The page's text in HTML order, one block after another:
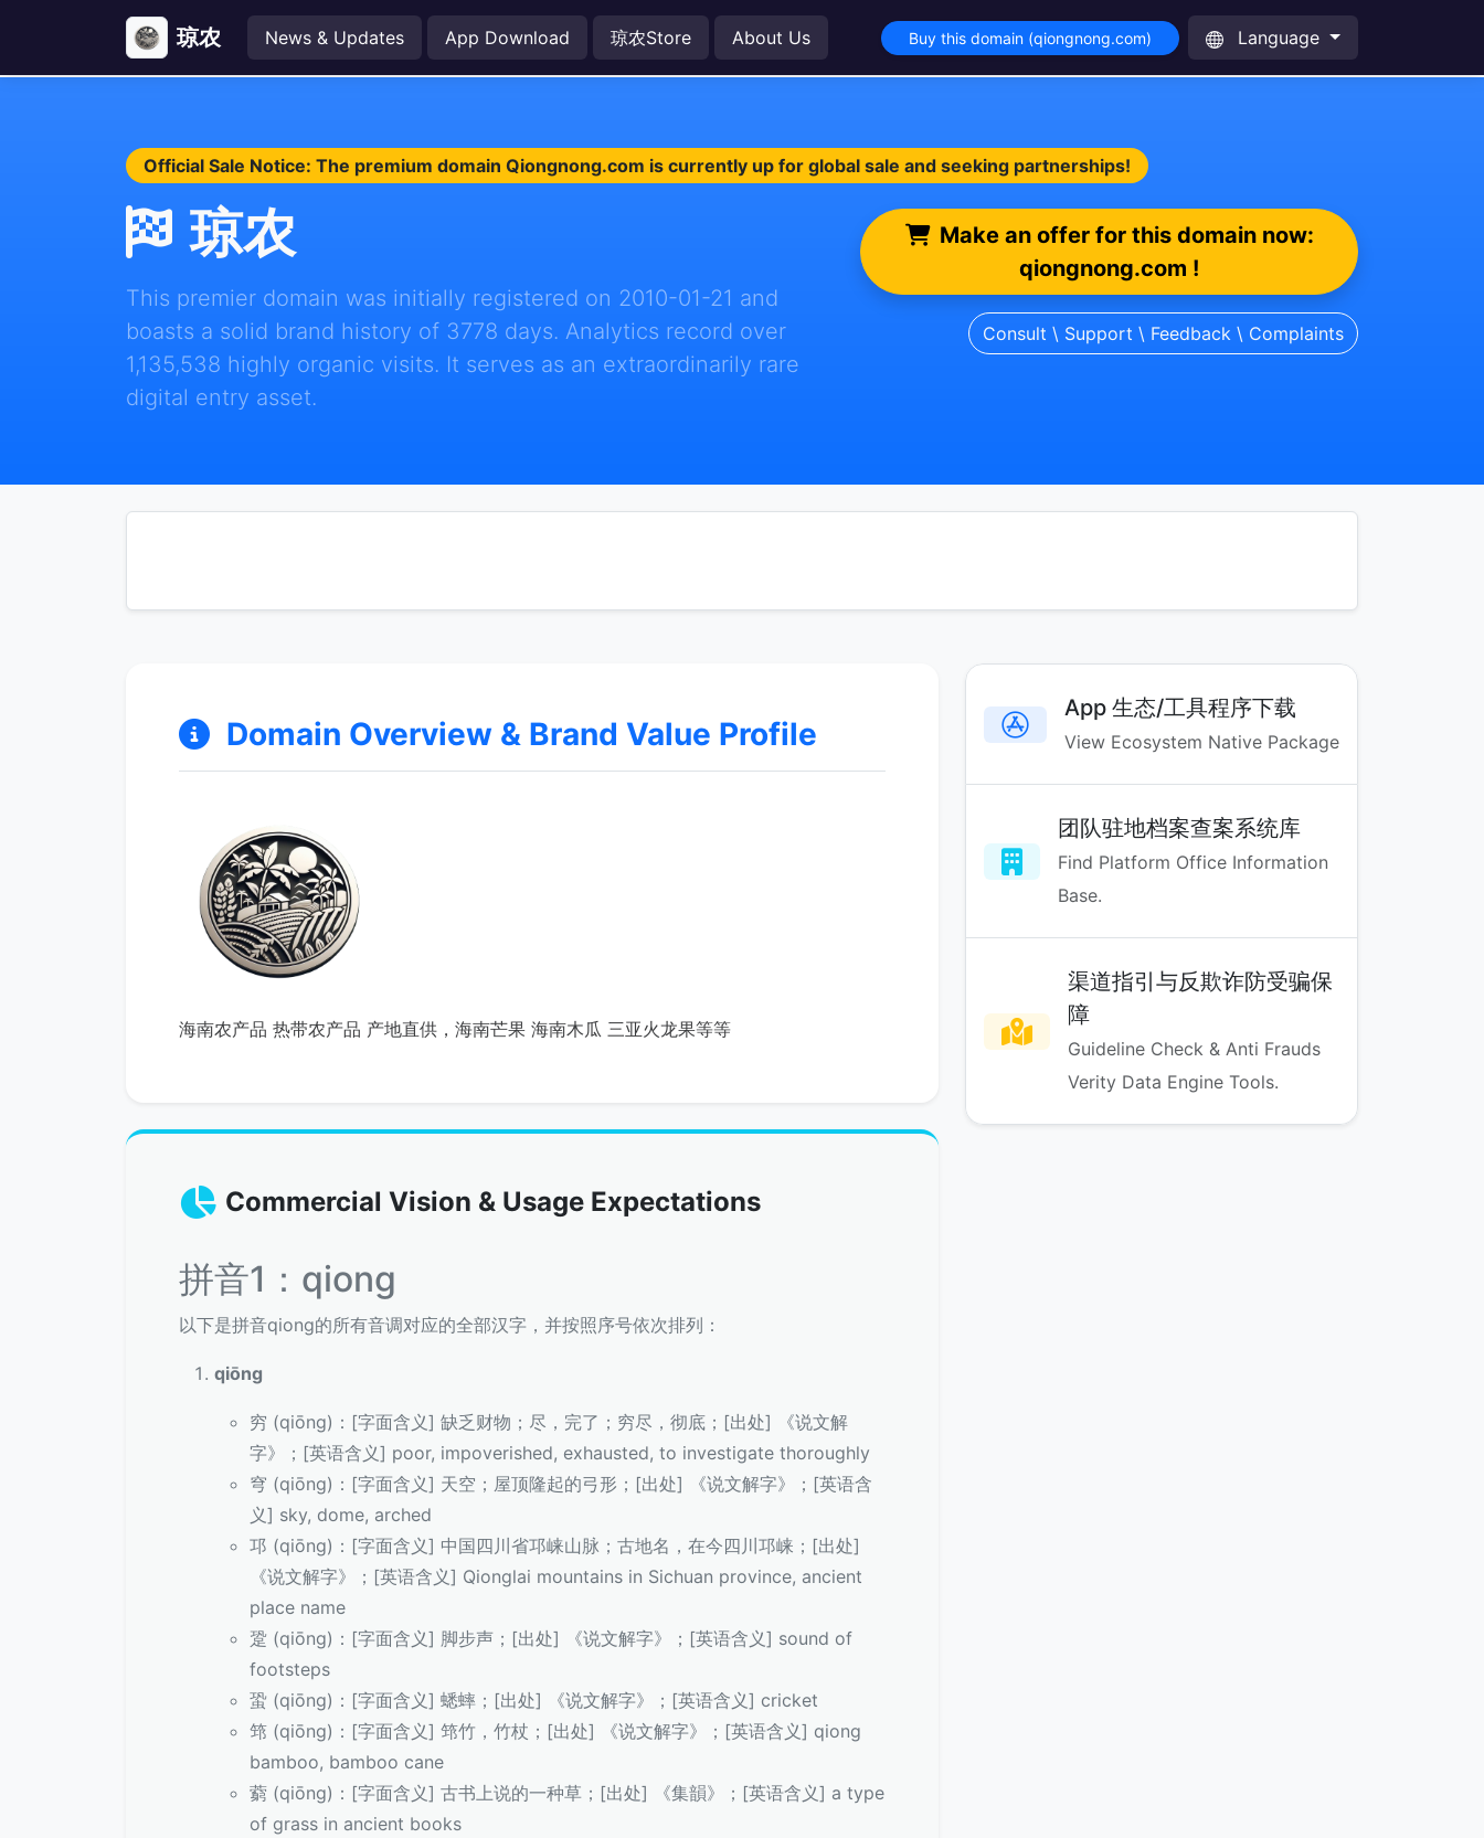
琼农 News & Updates App Download 琼农Store About Us Buy this domain (qiongnong.com) Language
Official Sale Notice: The premium domain Qiongnong.com is currently up for global sale and seeking partnerships!
琼农
This premier domain was initially registered on 2010-01-21 and
boasts a solid brand history of 3778 days. Analytics record over
1,135,538 highly organic visits. It serves as an extraordinarily rare
digital entry asset.
Make an offer for this domain now:
qiongnong.com !
Consult \ Support \ Feedback \ Complaints
Domain Overview & Brand Value Profile
海南农产品 热带农产品 产地直供，海南芒果 海南木瓜 三亚火龙果等等
Commercial Vision & Usage Expectations
拼音1：qiong
以下是拼音qiong的所有音调对应的全部汉字，并按照序号依次排列：
qiōng
穷 (qiōng)：[字面含义] 缺乏财物；尽，完了；穷尽，彻底；[出处] 《说文解
字》；[英语含义] poor, impoverished, exhausted, to investigate thoroughly
穹 (qiōng)：[字面含义] 天空；屋顶隆起的弓形；[出处] 《说文解字》；[英语含
义] sky, dome, arched
邛 (qiōng)：[字面含义] 中国四川省邛崃山脉；古地名，在今四川邛崃；[出处]
《说文解字》；[英语含义] Qionglai mountains in Sichuan province, ancient
place name
跫 (qiōng)：[字面含义] 脚步声；[出处] 《说文解字》；[英语含义] sound of
footsteps
蛩 (qiōng)：[字面含义] 蟋蟀；[出处] 《说文解字》；[英语含义] cricket
筇 (qiōng)：[字面含义] 筇竹，竹杖；[出处] 《说文解字》；[英语含义] qiong
bamboo, bamboo cane
藭 (qiōng)：[字面含义] 古书上说的一种草；[出处] 《集韻》；[英语含义] a type
of grass in ancient books
App 生态/工具程序下载
View Ecosystem Native Package
团队驻地档案查案系统库
Find Platform Office Information
Base.
渠道指引与反欺诈防受骗保
障
Guideline Check & Anti Frauds
Verity Data Engine Tools.